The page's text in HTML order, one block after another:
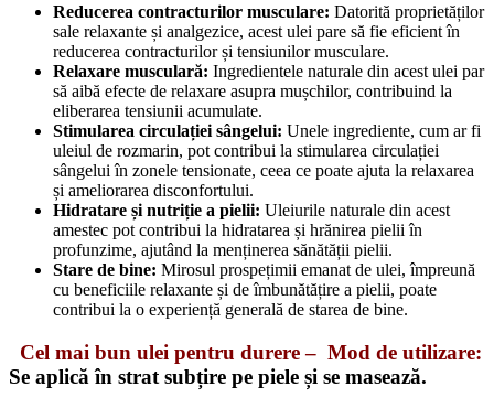
Reducerea contracturilor musculare: Datorită proprietăților
sale relaxante și analgezice, acest ulei pare să fie eficient în
reducerea contracturilor și tensiunilor musculare.
Relaxare musculară: Ingredientele naturale din acest ulei par
să aibă efecte de relaxare asupra mușchilor, contribuind la
eliberarea tensiunii acumulate.
Stimularea circulației sângelui: Unele ingrediente, cum ar fi
uleiul de rozmarin, pot contribui la stimularea circulației
sângelui în zonele tensionate, ceea ce poate ajuta la relaxarea
și ameliorarea disconfortului.
Hidratare și nutriție a pielii: Uleiurile naturale din acest
amestec pot contribui la hidratarea și hrănirea pielii în
profunzime, ajutând la menținerea sănătății pielii.
Stare de bine: Mirosul prospețimii emanat de ulei, împreună
cu beneficiile relaxante și de îmbunătățire a pielii, poate
contribui la o experiență generală de starea de bine.
Cel mai bun ulei pentru durere – Mod de utilizare:
Se aplică în strat subțire pe piele și se masează.